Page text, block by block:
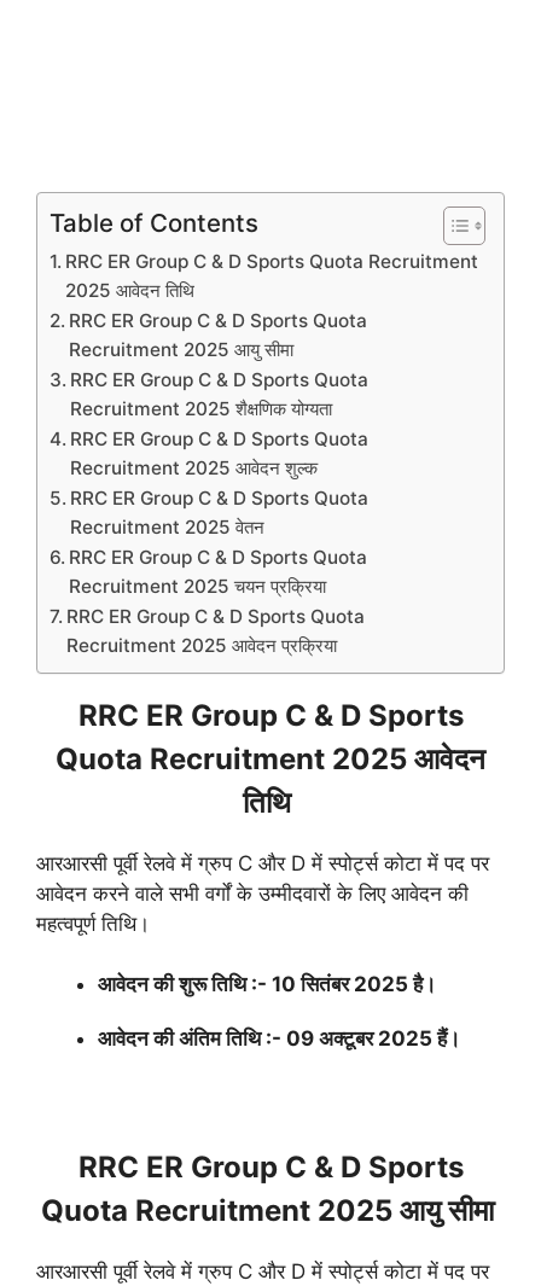
Table of Contents
RRC ER Group C & D Sports Quota Recruitment
2025 आवेदन तिथि
RRC ER Group C & D Sports Quota
Recruitment 2025 आयु सीमा
RRC ER Group C & D Sports Quota
Recruitment 2025 शैक्षणिक योग्यता
RRC ER Group C & D Sports Quota
Recruitment 2025 आवेदन शुल्क
RRC ER Group C & D Sports Quota
Recruitment 2025 वेतन
RRC ER Group C & D Sports Quota
Recruitment 2025 चयन प्रक्रिया
RRC ER Group C & D Sports Quota
Recruitment 2025 आवेदन प्रक्रिया
RRC ER Group C & D Sports
Quota Recruitment 2025 आवेदन
तिथि
आरआरसी पूर्वी रेलवे में ग्रुप C और D में स्पोर्ट्स कोटा में पद पर
आवेदन करने वाले सभी वर्गों के उम्मीदवारों के लिए आवेदन की
महत्वपूर्ण तिथि।
आवेदन की शुरू तिथि :- 10 सितंबर 2025 है।
आवेदन की अंतिम तिथि :- 09 अक्टूबर 2025 हैं।
RRC ER Group C & D Sports
Quota Recruitment 2025 आयु सीमा
आरआरसी पूर्वी रेलवे में ग्रुप C और D में स्पोर्ट्स कोटा में पद पर